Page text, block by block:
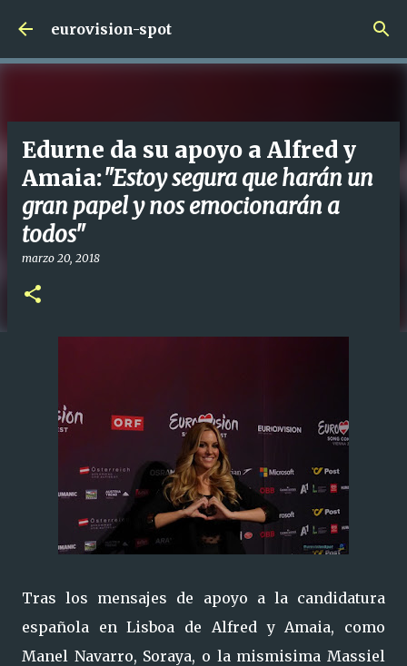
Ir al contenido principal
eurovision-spot
Edurne da su apoyo a Alfred y
Amaia:"Estoy segura que harán un
gran papel y nos emocionarán a
todos"
marzo 20, 2018
Tras los mensajes de apoyo a la candidatura
española en Lisboa de Alfred y Amaia, como
Manel Navarro, Soraya, o la mismisima Massiel